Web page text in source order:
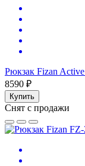
Рюкзак Fizan
8590 ₽
Купить
Снят с продажи